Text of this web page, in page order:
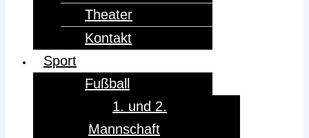
Theater
Kontakt
Sport
Fußball
1. und 2.
Mannschaft